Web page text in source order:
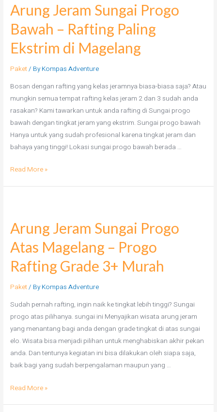
Arung Jeram Sungai Progo
Bawah – Rafting Paling
Ekstrim di Magelang
Paket/ ByKompas Adventure
Bosan dengan rafting yang kelas jeramnya biasa-biasa saja? Atau
mungkin semua tempat rafting kelas jeram 2 dan 3 sudah anda
rasakan? Kami tawarkan untuk anda rafting di Sungai progo
bawah dengan tingkat jeram yang ekstrim. Sungai progo bawah
Hanya untuk yang sudah profesional karena tingkat jeram dan
bahaya yang tinggi! Lokasi sungai progo bawah berada …
Read More »
Arung Jeram Sungai Progo
Atas Magelang – Progo
Rafting Grade 3+ Murah
Paket/ ByKompas Adventure
Sudah pernah rafting, ingin naik ke tingkat lebih tinggi? Sungai
progo atas pilihanya. sungai ini Menyajikan wisata arung jeram
yang menantang bagi anda dengan grade tingkat di atas sungai
elo. Wisata bisa menjadi pilihan untuk menghabiskan akhir pekan
anda. Dan tentunya kegiatan ini bisa dilakukan oleh siapa saja,
baik bagi yang sudah berpengalaman maupun yang …
Read More »